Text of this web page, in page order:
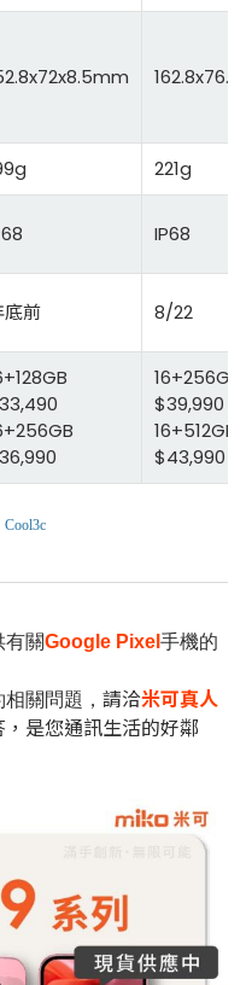
221g
IP68
底前 8/22
16+256GB
$39,990
16+512GB
$43,990
有關Google Pixel 手機的
關問題， 請洽米可真人
是您通訊生活的好鄰